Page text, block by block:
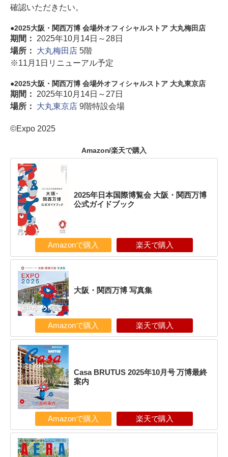
確認いただきたい。
2025大阪・関西万博 会場外オフィシャルストア 大丸梅田店
期間： 2025年10月14日～28日
場所： 大丸梅田店5階
※11月1日リニューアル予定
2025大阪・関西万博 会場外オフィシャルストア 大丸東京店
期間： 2025年10月14日～27日
場所： 大丸東京店9階特設会場
©Expo 2025
Amazon/楽天で購入
2025年日本国際博覧会 大阪・関西万博
公式ガイドブック
Amazonで購入 楽天で購入
大阪・関西万博 写真集
Amazonで購入 楽天で購入
Casa BRUTUS 2025年10月号 万博最終
案内
Amazonで購入 楽天で購入